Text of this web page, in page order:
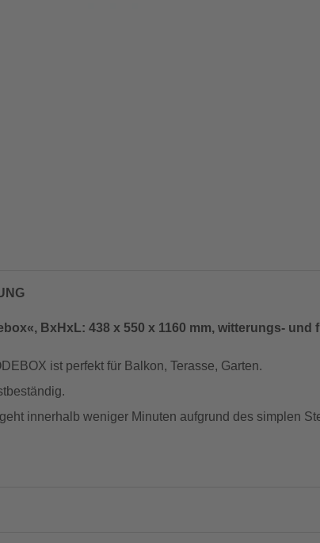
BxHxL: 438 x 550 x 1160 mm, witterungs- und
ist perfekt für Balkon, Terasse, Garten.
innerhalb weniger Minuten aufgrund des simplen